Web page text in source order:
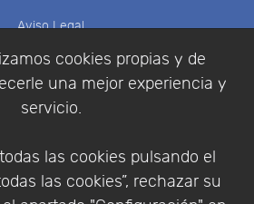
cookies propias y de
una mejor experiencia y
servicio.
las cookies pulsando el
las cookies”, rechazar su
Aviso Legal
de Privacidad
de compra
Identificarse